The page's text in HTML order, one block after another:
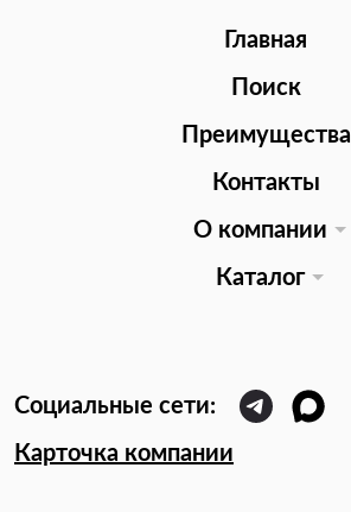
Главная
Поиск
Преимущества
Контакты
О компании
Каталог
Карточка компании